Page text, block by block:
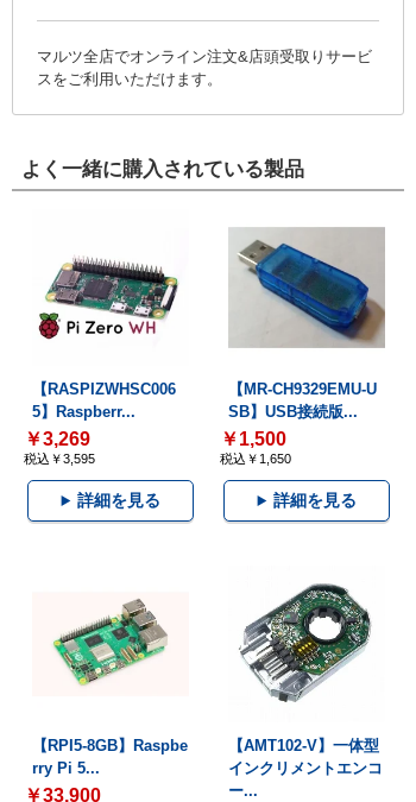
マルツ全店でオンライン注文&店頭受取りサービ
スをご利用いただけます。
よく一緒に購入されている製品
【RASPIZWHSC006
5】Raspberr...
￥3,269
税込￥3,595
詳細を見る
【MR-CH9329EMU-U
SB】USB接続版...
￥1,500
税込￥1,650
詳細を見る
【RPI5-8GB】Raspbe
rry Pi 5...
￥33,900
【AMT102-V】一体型
インクリメントエンコ
ー...